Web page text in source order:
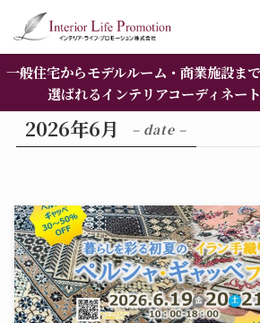
一般住宅からモデルルーム・商業施設ま
選ばれるインテリアコーディネー
2026年6月 – date –